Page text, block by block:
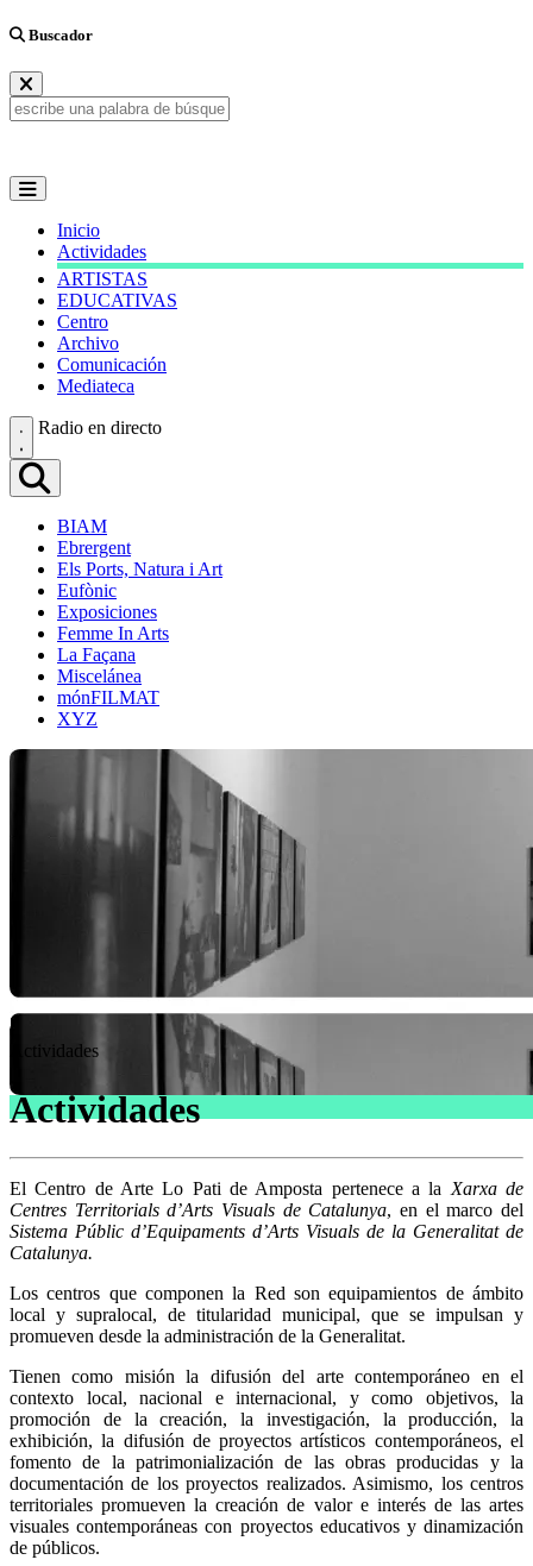
Buscador
Inicio
Actividades
ARTISTAS
EDUCATIVAS
Centro
Archivo
Comunicación
Mediateca
Radio en directo
BIAM
Ebrergent
Els Ports, Natura i Art
Eufònic
Exposiciones
Femme In Arts
La Façana
Miscelánea
mónFILMAT
XYZ
Actividades
Actividades
El Centro de Arte Lo Pati de Amposta pertenece a la Xarxa de
Centres Territorials d’Arts Visuals de Catalunya, en el marco del
Sistema Públic d’Equipaments d’Arts Visuals de la Generalitat de
Catalunya.
Los centros que componen la Red son equipamientos de ámbito
local y supralocal, de titularidad municipal, que se impulsan y
promueven desde la administración de la Generalitat.
Tienen como misión la difusión del arte contemporáneo en el
contexto local, nacional e internacional, y como objetivos, la
promoción de la creación, la investigación, la producción, la
exhibición, la difusión de proyectos artísticos contemporáneos, el
fomento de la patrimonialización de las obras producidas y la
documentación de los proyectos realizados. Asimismo, los centros
territoriales promueven la creación de valor e interés de las artes
visuales contemporáneas con proyectos educativos y dinamización
de públicos.